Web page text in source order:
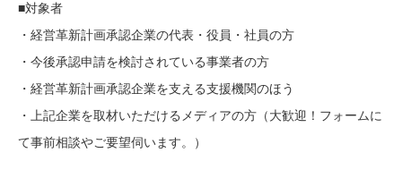
■対象者
・経営革新計画承認企業の代表・役員・社員の方
・今後承認申請を検討されている事業者の方
・経営革新計画承認企業を支える支援機関のほう
・上記企業を取材いただけるメディアの方（大歓迎！フォームに
て事前相談やご要望伺います。）